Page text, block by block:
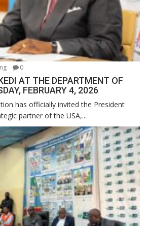
0
AT THE DEPARTMENT OF
FEBRUARY 4, 2026
has officially invited the President
partner of the USA,...